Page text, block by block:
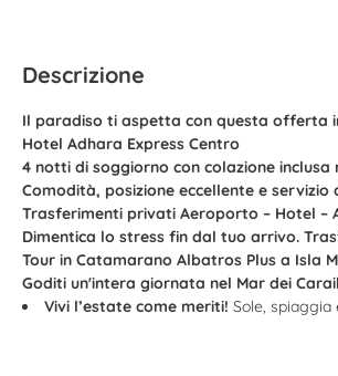
Descrizione
Il paradiso ti aspetta con questa offerta
Hotel Adhara Express Centro
4 notti di soggiorno con colazione inclusa
Comodità, posizione eccellente e servizio
Trasferimenti privati Aeroporto – Hotel –
Dimentica lo stress fin dal tuo arrivo.
Tour in Catamarano Albatros Plus a Isla
Goditi un'intera giornata nel Mar dei
Vivi l’estate come meriti! Sole,